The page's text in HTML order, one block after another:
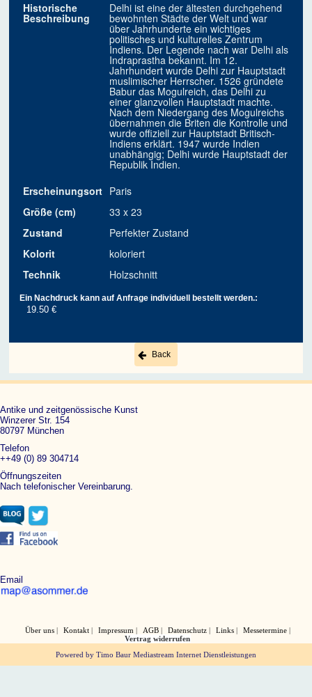
Historische
Beschreibung
Delhi ist eine der ältesten durchgehend
bewohnten Städte der Welt und war
über Jahrhunderte ein wichtiges
politisches und kulturelles Zentrum
Indiens. Der Legende nach war Delhi als
Indraprastha bekannt. Im 12.
Jahrhundert wurde Delhi zur Hauptstadt
muslimischer Herrscher. 1526 gründete
Babur das Mogulreich, das Delhi zu
einer glanzvollen Hauptstadt machte.
Nach dem Niedergang des Mogulreichs
übernahmen die Briten die Kontrolle und
wurde offiziell zur Hauptstadt Britisch-
Indiens erklärt. 1947 wurde Indien
unabhängig; Delhi wurde Hauptstadt der
Republik Indien.
Erscheinungsort Paris
Größe (cm)
33 x 23
Zustand
Perfekter Zustand
Kolorit
koloriert
Technik
Holzschnitt
Ein Nachdruck kann auf Anfrage individuell bestellt werden.:
19.50 €
Back
Antike und zeitgenössische Kunst
Winzerer Str. 154
80797 München
Telefon
++49 (0) 89 304714
Öffnungszeiten
Nach telefonischer Vereinbarung.
Email
Über uns Kontakt Impressum AGB Datenschutz Links
Messetermine
Vertrag widerrufen
Powered by Timo Baur Mediastream Internet Dienstleistungen